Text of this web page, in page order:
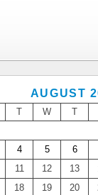
AUGUST
T W T
4 5 6
11 12 13
18 19 20